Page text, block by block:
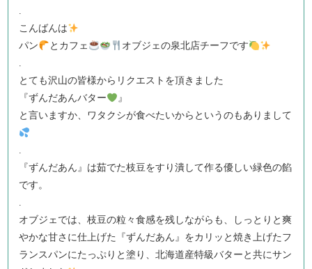
.
こんばんは
パン
とカフェ
オブジェの泉北店チーフです
.
とても沢山の皆様からリクエストを頂きました
『ずんだあんバター
』
と言いますか、ワタクシが食べたいからというのもありまして
.
『ずんだあん』は茹でた枝豆をすり潰して作る優しい緑色の餡
です。
.
オブジェでは、枝豆の粒々食感を残しながらも、しっとりと爽
やかな甘さに仕上げた『ずんだあん』をカリッと焼き上げたフ
ランスパンにたっぷりと塗り、北海道産特級バターと共にサン